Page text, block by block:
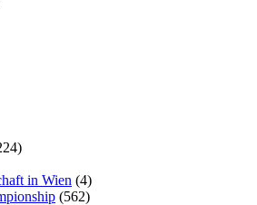
in Wien (4)
(562)